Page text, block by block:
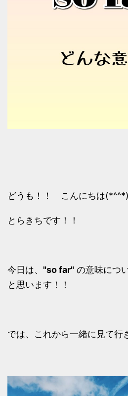
どうも！！ こんにちは(*^^*)
とらきちです！！
今日は、 "so far" の意味につ
と思います！！
では、これから一緒に見て行